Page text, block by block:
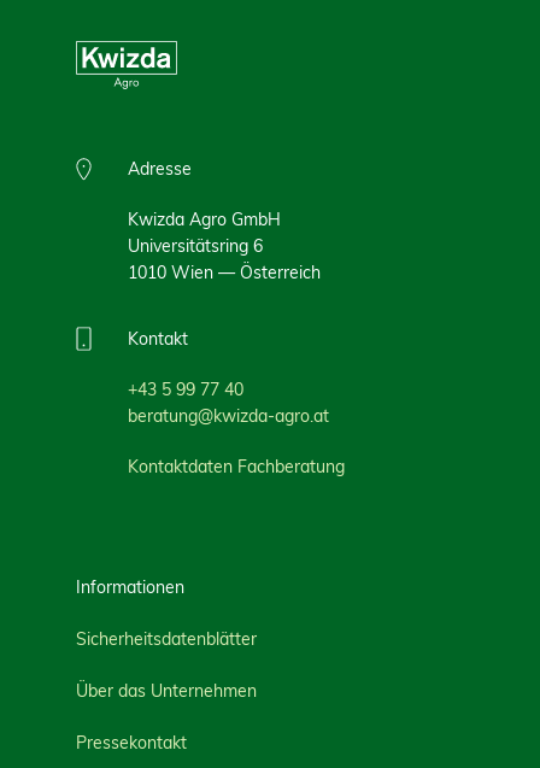
Adresse
Kwizda Agro GmbH
Universitätsring 6
1010 Wien — Österreich
Kontakt
+43 5 99 77 40
beratung@kwizda-agro.at
Kontaktdaten Fachberatung
Informationen
Sicherheitsdatenblätter
Über das Unternehmen
Pressekontakt